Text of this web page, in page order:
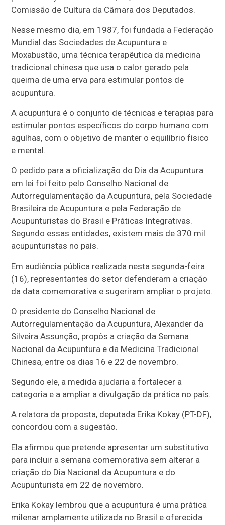
Comissão de Cultura da Câmara dos Deputados.
Nesse mesmo dia, em 1987, foi fundada a Federação
Mundial das Sociedades de Acupuntura e
Moxabustão, uma técnica terapêutica da medicina
tradicional chinesa que usa o calor gerado pela
queima de uma erva para estimular pontos de
acupuntura.
A acupuntura é o conjunto de técnicas e terapias para
estimular pontos específicos do corpo humano com
agulhas, com o objetivo de manter o equilíbrio físico
e mental.
O pedido para a oficialização do Dia da Acupuntura
em lei foi feito pelo Conselho Nacional de
Autorregulamentação da Acupuntura, pela Sociedade
Brasileira de Acupuntura e pela Federação de
Acupunturistas do Brasil e Práticas Integrativas.
Segundo essas entidades, existem mais de 370 mil
acupunturistas no país.
Em audiência pública realizada nesta segunda-feira
(16), representantes do setor defenderam a criação
da data comemorativa e sugeriram ampliar o projeto.
O presidente do Conselho Nacional de
Autorregulamentação da Acupuntura, Alexander da
Silveira Assunção, propôs a criação da Semana
Nacional da Acupuntura e da Medicina Tradicional
Chinesa, entre os dias 16 e 22 de novembro.
Segundo ele, a medida ajudaria a fortalecer a
categoria e a ampliar a divulgação da prática no país.
A relatora da proposta, deputada Erika Kokay (PT-DF),
concordou com a sugestão.
Ela afirmou que pretende apresentar umsubstitutivo
para incluir a semana comemorativa sem alterar a
criação do Dia Nacional da Acupuntura e do
Acupunturista em 22 de novembro.
Erika Kokay lembrou que a acupuntura é uma prática
milenar amplamente utilizada no Brasil e oferecida